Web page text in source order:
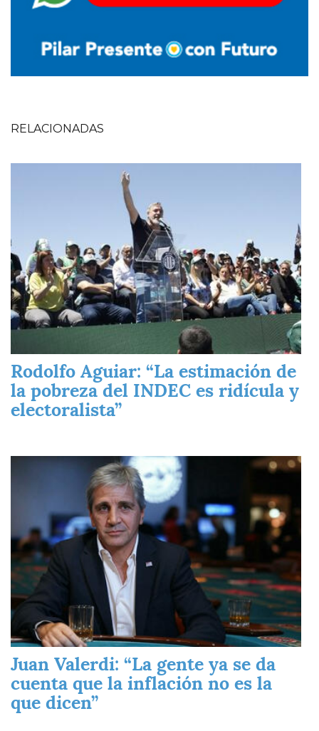
RELACIONADAS
Rodolfo Aguiar: “La estimación de
la pobreza del INDEC es ridícula y
electoralista”
Imagen
Juan Valerdi: “La gente ya se da
cuenta que la inflación no es la
que dicen”